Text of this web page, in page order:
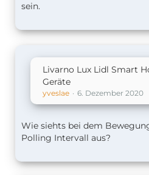
sein.
Livarno Lux Lidl Smart
Geräte
yveslae 6. Dezember 2020
Wie siehts bei dem
Polling Intervall aus?